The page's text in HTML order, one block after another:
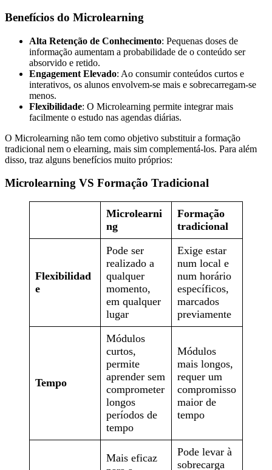
Benefícios do Microlearning
Alta Retenção de Conhecimento: Pequenas doses de
informação aumentam a probabilidade de o conteúdo ser
absorvido e retido.
Engagement Elevado: Ao consumir conteúdos curtos e
interativos, os alunos envolvem-se mais e sobrecarregam-se
menos.
Flexibilidade: O Microlearning permite integrar mais
facilmente o estudo nas agendas diárias.
O Microlearning não tem como objetivo substituir a formação
tradicional nem o elearning, mais sim complementá-los. Para além
disso, traz alguns benefícios muito próprios:
Microlearning VS Formação Tradicional
Microlearni
ng
Formação
tradicional
Flexibilidad
e
Pode ser
realizado a
qualquer
momento,
em qualquer
lugar
Exige estar
num local e
num horário
específicos,
marcados
previamente
Tempo
Módulos
curtos,
permite
aprender sem
comprometer
longos
períodos de
tempo
Módulos
mais longos,
requer um
compromisso
maior de
tempo
Mais eficaz
Pode levar à
sobrecarga